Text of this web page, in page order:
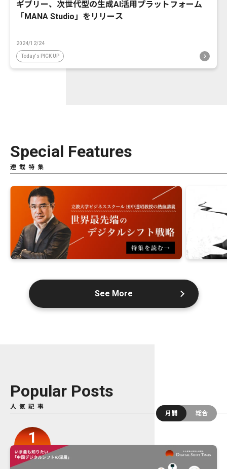
ギブリー、次世代型の生成AI活用プラットフォーム
「MANA Studio」をリリース
2024/12/24
Today's PICK UP
Special Features
連載特集
See More
Popular Posts
人気記事
月間
総合